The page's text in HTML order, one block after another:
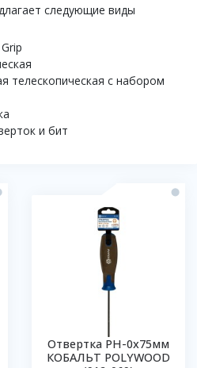
следующие виды
телескопическая с набором
и бит
Отвертка PH-0х75мм
КОБАЛЬТ POLYWOOD